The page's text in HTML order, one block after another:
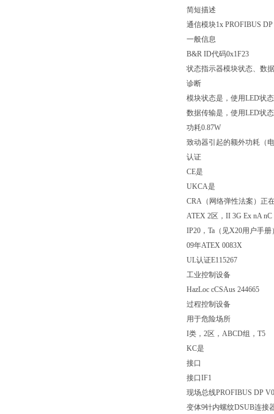
简短描述
通信模块1x PROFIBUS
一般信息
B&R ID代码0x1F23
状态指示器模块状态、数
诊断
模块状态是，使用LED状
数据传输是，使用LED状
功耗0.87W
致动器引起的额外功耗（
认证
CE是
UKCA是
CRA（网络弹性法案）正
ATEX 2区，II 3G Ex nA
IP20，Ta（见X20用户手册
09年ATEX 0083X
UL认证E115267
工业控制设备
HazLoc cCSAus 244665
过程控制设备
用于危险场所
I类，2区，ABCD组，T5
KC是
接口
接口IF1
现场总线PROFIBUS DP
变体9针内螺纹DSUB连接